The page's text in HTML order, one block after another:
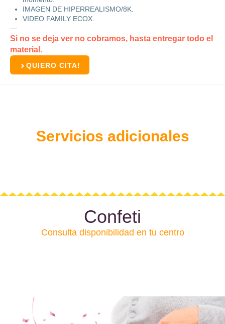
IMAGEN DE HIPERREALISMO/8K.
VIDEO FAMILY ECOX.
—
Si no se deja ver no cobramos, hasta entregar todo el
material.
QUIERO CITA!
Servicios adicionales
Confeti
Consulta disponibilidad en tu centro